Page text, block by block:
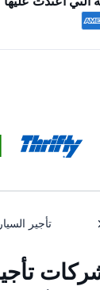
تأجير
تأجير